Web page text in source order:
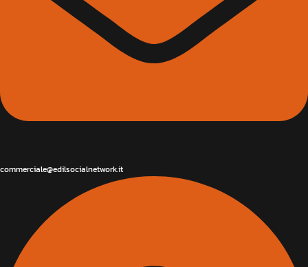
commerciale@edilsocialnetwork.it